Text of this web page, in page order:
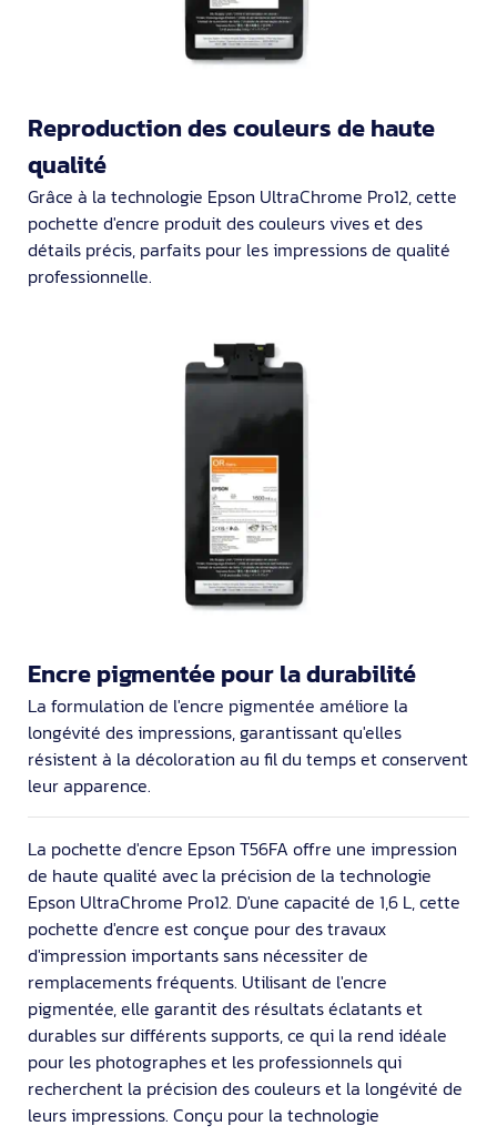
Reproduction des couleurs de haute
qualité
Grâce à la technologie Epson UltraChrome Pro12, cette
pochette d'encre produit des couleurs vives et des
détails précis, parfaits pour les impressions de qualité
professionnelle.
Encre pigmentée pour la durabilité
La formulation de l'encre pigmentée améliore la
longévité des impressions, garantissant qu'elles
résistent à la décoloration au fil du temps et conservent
leur apparence.
La pochette d'encre Epson T56FA offre une impression
de haute qualité avec la précision de la technologie
Epson UltraChrome Pro12. D'une capacité de 1,6 L, cette
pochette d'encre est conçue pour des travaux
d'impression importants sans nécessiter de
remplacements fréquents. Utilisant de l'encre
pigmentée, elle garantit des résultats éclatants et
durables sur différents supports, ce qui la rend idéale
pour les photographes et les professionnels qui
recherchent la précision des couleurs et la longévité de
leurs impressions. Conçu pour la technologie